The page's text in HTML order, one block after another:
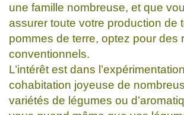
une famille nombreuse, et que
assurer toute votre production de
pommes de terre, optez pour des
conventionnels.
L’intérêt est dans
cohabitation joyeuse de
variétés de légumes ou